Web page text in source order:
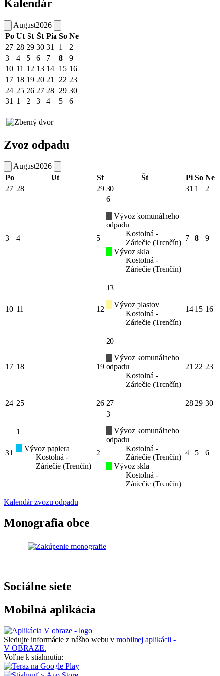
Kalendár
August2026
Po Ut St Št Pia So Ne
27 28 29 30 31 1
2
3
4 5 6 7 8
9
10 11 12 13 14 15 16
17 18 19 20 21 22 23
24 25 26 27 28 29 30
31 1 2 3 4 5 6
Zvoz odpadu
August2026
Po
Ut St Št Pi So Ne
27 28 29 30 31 1 2
3 4 5
6
Vývoz komunálneho
odpadu
Kostolná -
Záriečie (Trenčín)
Vývoz skla
Kostolná -
Záriečie (Trenčín)
7 8 9
10 11 12
13
Vývoz plastov
Kostolná -
Záriečie (Trenčín)
14 15 16
17 18 19
20
Vývoz komunálneho
odpadu
Kostolná -
Záriečie (Trenčín)
21 22 23
24 25 26 27 28 29 30
31
1
Vývoz papiera
Kostolná -
Záriečie (Trenčín)
2
3
Vývoz komunálneho
odpadu
Kostolná -
Záriečie (Trenčín)
Vývoz skla
Kostolná -
Záriečie (Trenčín)
4 5 6
Kalendár zvozu odpadu
Monografia obce
Sociálne siete
Mobilná aplikácia
Sledujte informácie z nášho webu v mobilnej aplikácii -
V OBRAZE.
Voľne k stiahnutiu: